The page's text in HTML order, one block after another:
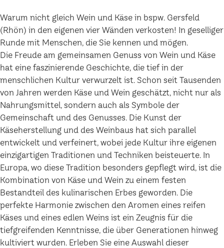
Warum nicht gleich Wein und Käse in bspw. Gersfeld
(Rhön) in den eigenen vier Wänden verkosten! In geselliger
Runde mit Menschen, die Sie kennen und mögen.
Die Freude am gemeinsamen Genuss von Wein und Käse
hat eine faszinierende Geschichte, die tief in der
menschlichen Kultur verwurzelt ist. Schon seit Tausenden
von Jahren werden Käse und Wein geschätzt, nicht nur als
Nahrungsmittel, sondern auch als Symbole der
Gemeinschaft und des Genusses. Die Kunst der
Käseherstellung und des Weinbaus hat sich parallel
entwickelt und verfeinert, wobei jede Kultur ihre eigenen
einzigartigen Traditionen und Techniken beisteuerte. In
Europa, wo diese Tradition besonders gepflegt wird, ist die
Kombination von Käse und Wein zu einem festen
Bestandteil des kulinarischen Erbes geworden. Die
perfekte Harmonie zwischen den Aromen eines reifen
Käses und eines edlen Weins ist ein Zeugnis für die
tiefgreifenden Kenntnisse, die über Generationen hinweg
kultiviert wurden. Erleben Sie eine Auswahl dieser